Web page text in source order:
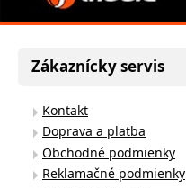
Zákaznícky servis
Kontakt
Doprava a platba
Obchodné podmienky
Reklamačné podmienky